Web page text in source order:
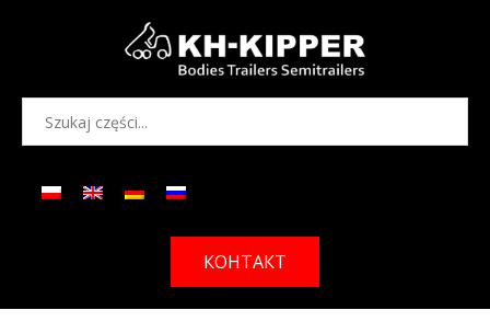
КОНТАКТ